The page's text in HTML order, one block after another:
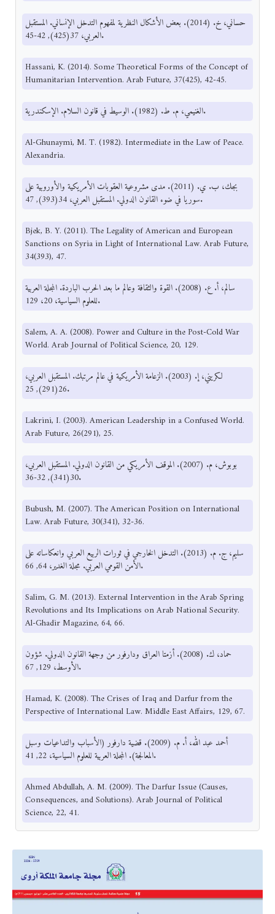
حساني، خ. (2014). بعض الأشكال النظرية لمفهوم التدخل الإنساني. المستقبل
العربي، 37(425), 42-45.
Hassani, K. (2014). Some Theoretical Forms of the Concept of
Humanitarian Intervention. Arab Future, 37(425), 42-45.
الغنيمي، م. ط. (1982). الوسيط في قانون السلام. الإسكندرية.
Al-Ghunaymi, M. T. (1982). Intermediate in the Law of Peace.
Alexandria.
بجك، ب. ي. (2011). مدى مشروعية العقوبات الأمريكية والأوروبية على
سوريا في ضوء القانون الدولي. المستقبل العربي، 34(393), 47.
Bjek, B. Y. (2011). The Legality of American and European
Sanctions on Syria in Light of International Law. Arab Future,
34(393), 47.
سالم، أ. ع. (2008). القوة والثقافة وعالم ما بعد الحرب الباردة. المجلة العربية
للعلوم السياسية، 20، 129.
Salem, A. A. (2008). Power and Culture in the Post-Cold War
World. Arab Journal of Political Science, 20, 129.
لكريني، إ. (2003). الزعامة الأمريكية في عالم مرتبك. المستقبل العربي،
26(291), 25.
Lakrini, I. (2003). American Leadership in a Confused World.
Arab Future, 26(291), 25.
بوبوش، م. (2007). الموقف الأمريكي من القانون الدولي. المستقبل العربي،
30(341), 32-36.
Bubush, M. (2007). The American Position on International
Law. Arab Future, 30(341), 32-36.
سليم، ج. م. (2013). التدخل الخارجي في ثورات الربيع العربي وانعكاساته على
الأمن القومي العربي. مجلة الغدير، 64, 66.
Salim, G. M. (2013). External Intervention in the Arab Spring
Revolutions and Its Implications on Arab National Security.
Al-Ghadir Magazine, 64, 66.
حماد، ك. (2008). أزمتا العراق ودارفور من وجهة القانون الدولي. شؤون
الأوسط، 129, 67.
Hamad, K. (2008). The Crises of Iraq and Darfur from the
Perspective of International Law. Middle East Affairs, 129, 67.
أحمد عبد الله، أ. م. (2009). قضية دارفور (الأسباب والتداعيات وسبل
المعالجة). المجلة العربية للعلوم السياسية، 22, 41.
Ahmed Abdullah, A. M. (2009). The Darfur Issue (Causes,
Consequences, and Solutions). Arab Journal of Political
Science, 22, 41.